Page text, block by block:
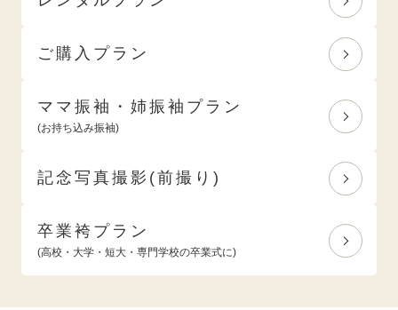
ご購入プラン
ママ振袖・姉振袖プラン
(お持ち込み振袖)
記念写真撮影(前撮り)
卒業袴プラン
(高校・大学・短大・専門学校の卒業式に)